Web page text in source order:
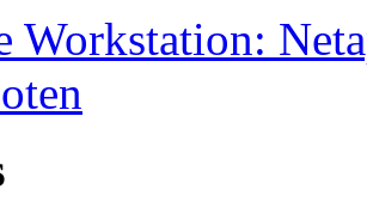
Workstation: